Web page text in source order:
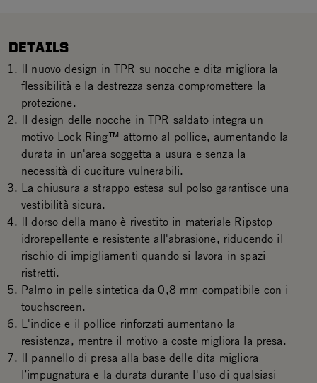
DETAILS
Il nuovo design in TPR su nocche e dita migliora la
flessibilità e la destrezza senza compromettere la
protezione.
Il design delle nocche in TPR saldato integra un
motivo Lock Ring™ attorno al pollice, aumentando la
durata in un'area soggetta a usura e senza la
necessità di cuciture vulnerabili.
La chiusura a strappo estesa sul polso garantisce una
vestibilità sicura.
Il dorso della mano è rivestito in materiale Ripstop
idrorepellente e resistente all'abrasione, riducendo il
rischio di impigliamenti quando si lavora in spazi
ristretti.
Palmo in pelle sintetica da 0,8 mm compatibile con i
touchscreen.
L'indice e il pollice rinforzati aumentano la
resistenza, mentre il motivo a coste migliora la presa.
Il pannello di presa alla base delle dita migliora
l’impugnatura e la durata durante l'uso di qualsiasi